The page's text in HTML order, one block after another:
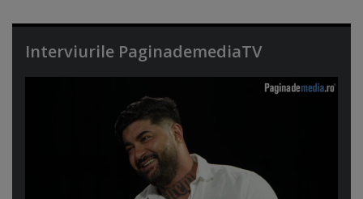
Interviurile PaginademediaTV